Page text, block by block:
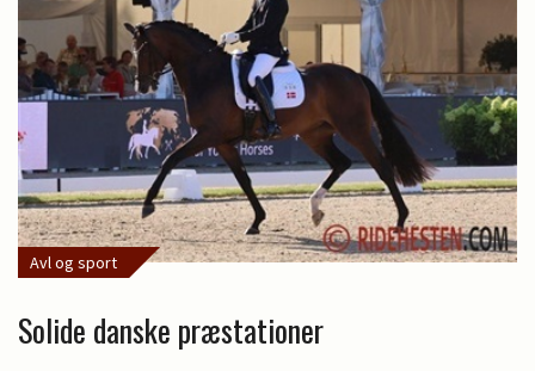
Avl og sport
Solide danske præstationer